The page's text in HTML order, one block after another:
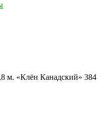
м. «Клён Канадский» 384